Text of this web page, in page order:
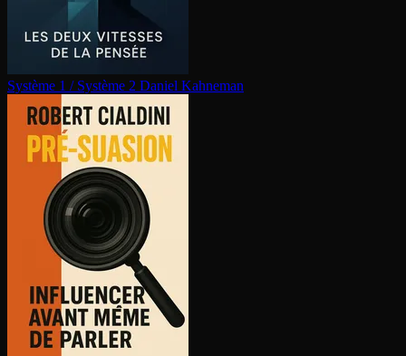
Système 1 / Système 2 Daniel Kahneman